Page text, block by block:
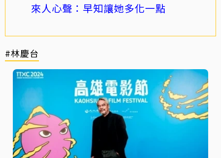
來人心聲：早知讓她多化一點
#林慶台